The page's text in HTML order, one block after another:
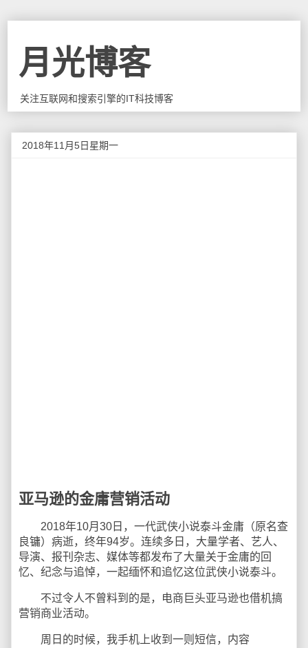
月光博客
关注互联网和搜索引擎的IT科技博客
2018年11月5日星期一
亚马逊的金庸营销活动
2018年10月30日，一代武侠小说泰斗金庸（原名查
良镛）病逝，终年94岁。连续多日，大量学者、艺人、
导演、报刊杂志、媒体等都发布了大量关于金庸的回
忆、纪念与追悼，一起缅怀和追忆这位武侠小说泰斗。
不过令人不曾料到的是，电商巨头亚马逊也借机搞
营销商业活动。
周日的时候，我手机上收到一则短信，内容